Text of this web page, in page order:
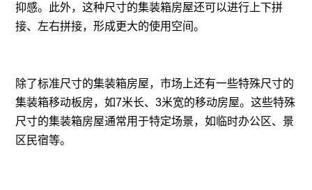
抑感。此外，这种尺寸的集装箱房屋还可以进行上下拼
接、左右拼接，形成更大的使用空间。
除了标准尺寸的集装箱房屋，市场上还有一些特殊尺寸的
集装箱移动板房，如7米长、3米宽的移动房屋。这些特殊
尺寸的集装箱房屋通常用于特定场景，如临时办公区、景
区民宿等。